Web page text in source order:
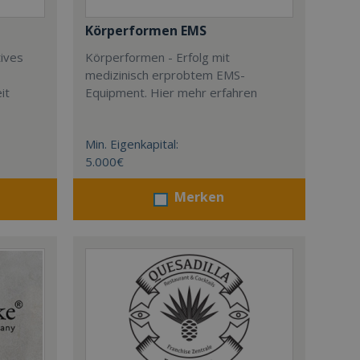
Körperformen EMS
Körperformen - Erfolg mit
medizinisch erprobtem EMS-
Equipment. Hier mehr erfahren
Min. Eigenkapital:
5.000€
Merken